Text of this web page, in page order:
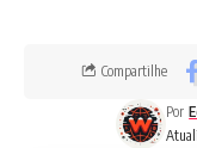
Por
Compartilhe